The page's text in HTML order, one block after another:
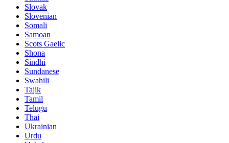
Slovak
Slovenian
Somali
Samoan
Scots Gaelic
Shona
Sindhi
Sundanese
Swahili
Tajik
Tamil
Telugu
Thai
Ukrainian
Urdu